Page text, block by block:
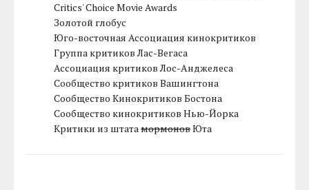
Critics' Choice Movie Awards
Золотой глобус
Юго-восточная Ассоциация кинокритиков
Группа критиков Лас-Вегаса
Ассоциация критиков Лос-Анджелеса
Сообщество критиков Вашингтона
Сообщество Кинокритиков Бостона
Сообщество кинокритиков Нью-Йорка
Критики из штатамормоновЮта